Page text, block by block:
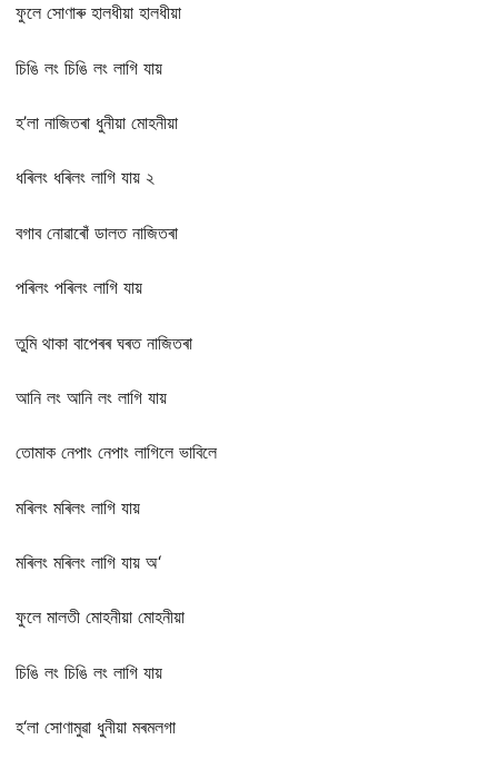
ফুলে সোণাৰু হালধীয়া হালধীয়া
চিঙি লং চিঙি লং লাগি যায়
হ’লা নাজিতৰা ধুনীয়া মোহনীয়া
ধৰিলং ধৰিলং লাগি যায় ২
বগাব নোৱাৰোঁ ডালত নাজিতৰা
পৰিলং পৰিলং লাগি যায়
তুমি থাকা বাপেৰৰ ঘৰত নাজিতৰা
আনি লং আনি লং লাগি যায়
তোমাক নেপাং নেপাং লাগিলে ভাবিলে
মৰিলং মৰিলং লাগি যায়
মৰিলং মৰিলং লাগি যায় অ‘
ফুলে মালতী মোহনীয়া মোহনীয়া
চিঙি লং চিঙি লং লাগি যায়
হ‘লা সোণামুৱা ধুনীয়া মৰমলগা